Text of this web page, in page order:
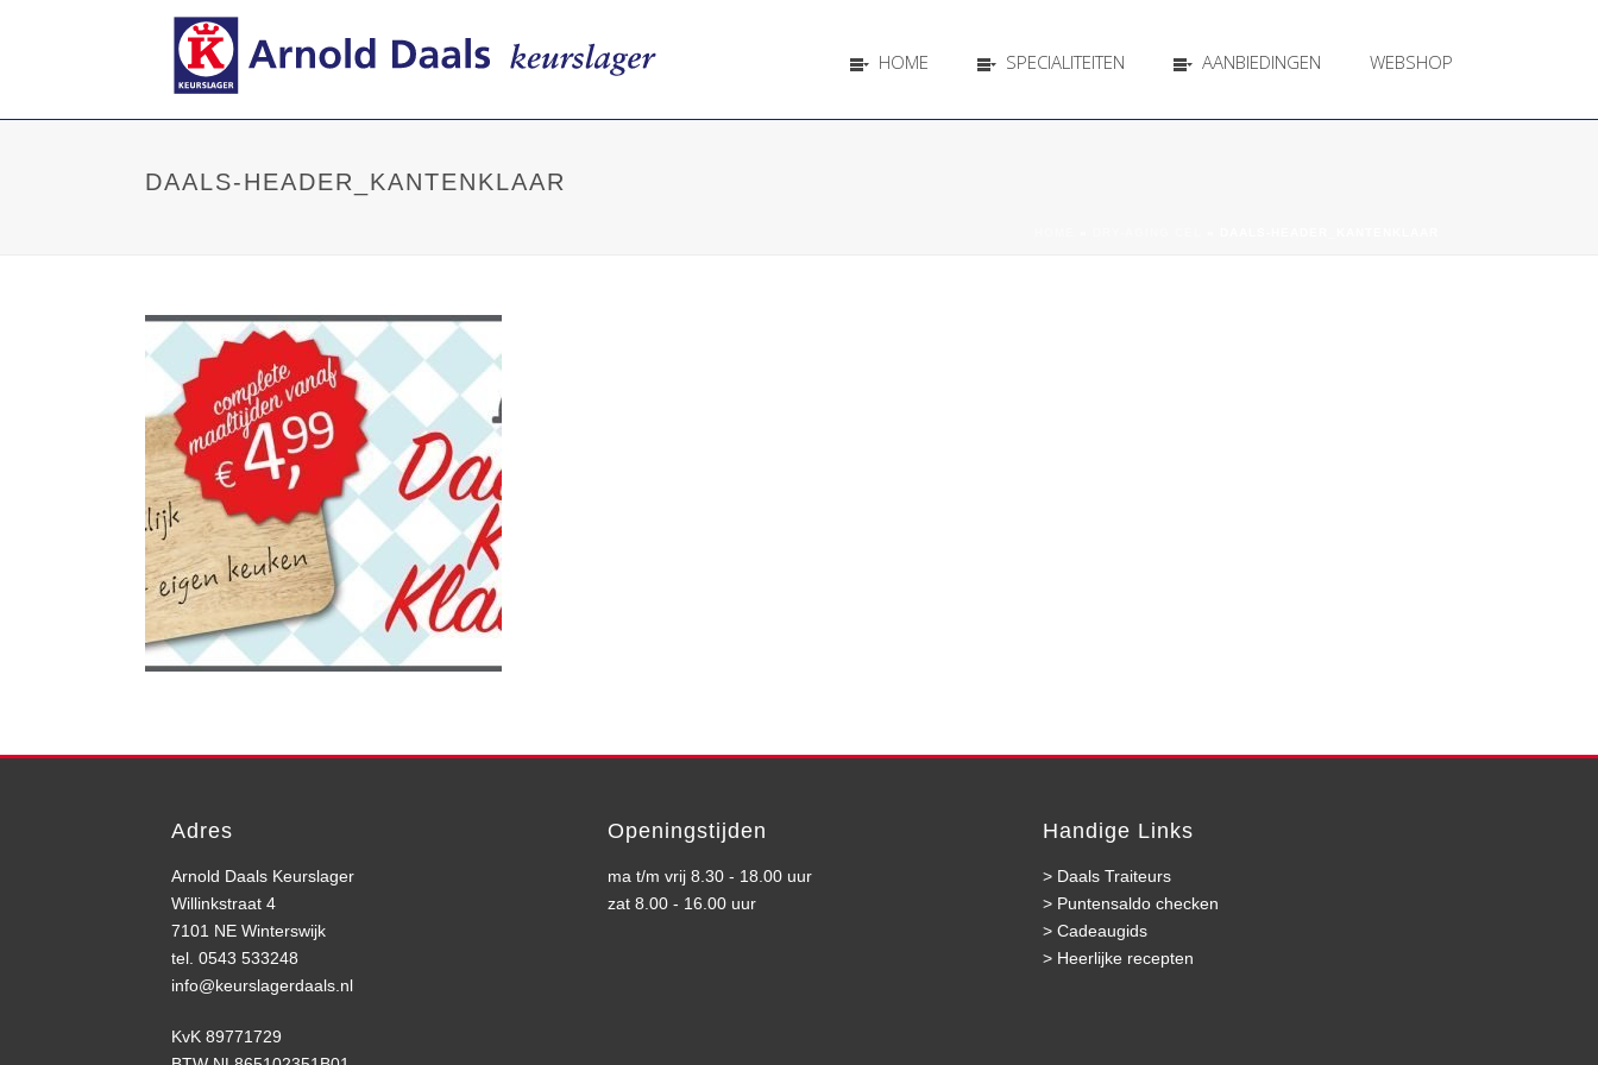
HOME SPECIALITEITEN AANBIEDINGEN WEBSHOP
DAALS-HEADER_KANTENKLAAR
Adres
Arnold Daals Keurslager
Willinkstraat 4
7101 NE Winterswijk
tel. 0543 533248
info@keurslagerdaals.nl
KvK 89771729
Openingstijden
ma t/m vrij 8.30 - 18.00 uur
zat 8.00 - 16.00 uur
Handige Links
> Daals Traiteurs
> Puntensaldo checken
>Cadeaugids
> Heerlijke recepten